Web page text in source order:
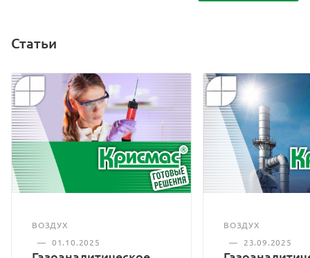
Статьи
ВОЗДУХ
— 01.10.2025
ВОЗДУХ
—
23.09.2025